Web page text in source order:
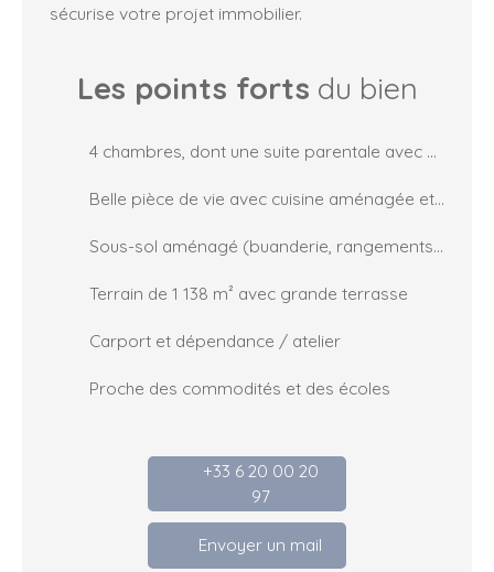
sécurise votre projet immobilier.
Les points forts du bien
4 chambres, dont une suite parentale avec salle d’eau et WC
Belle pièce de vie avec cuisine aménagée et équipée
Sous-sol aménagé (buanderie, rangements, stationnement)
Terrain de 1 138 m² avec grande terrasse
Carport et dépendance / atelier
Proche des commodités et des écoles
+33 6 20 00 20
97
Envoyer un mail